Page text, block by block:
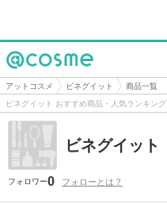
@cosme
アットコスメ ビネグイット
商品一覧
ビネグイット おすすめ商品・人気ランキング
ビネグイット
フォロワー0 フォローとは？